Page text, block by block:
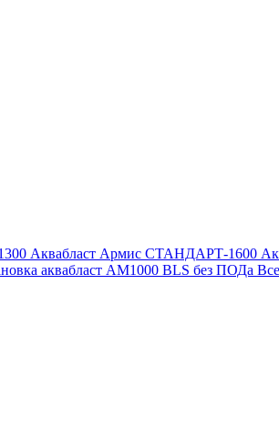
Аквабласт Армис СТАНДАРТ-1600
аквабласт AM1000 BLS без ПОДа